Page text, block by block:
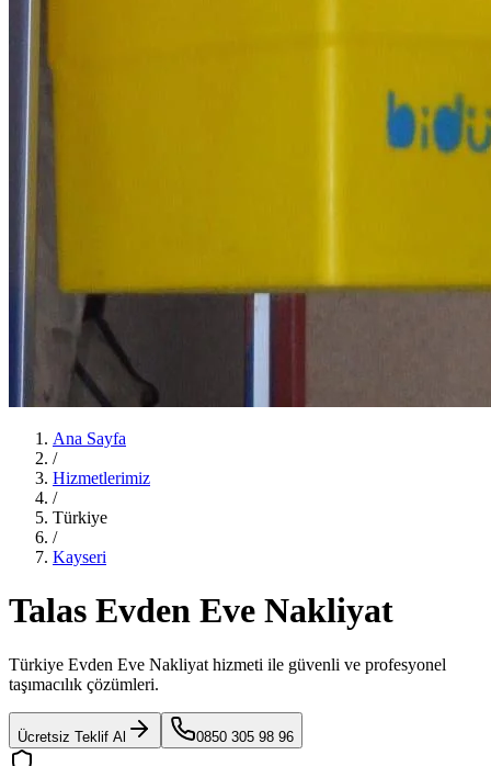
Ana Sayfa
/
Hizmetlerimiz
/
Türkiye
/
Kayseri
Talas Evden Eve Nakliyat
Türkiye Evden Eve Nakliyat hizmeti ile güvenli ve profesyonel
taşımacılık çözümleri.
Ücretsiz Teklif Al 0850 305 98 96